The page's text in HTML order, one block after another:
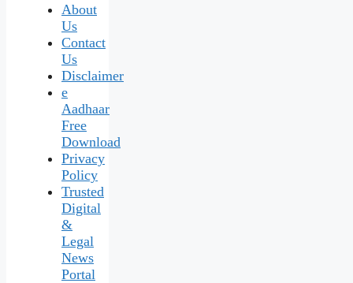
About
Us
Contact
Us
Disclaimer
e
Aadhaar
Free
Download
Privacy
Policy
Trusted
Digital
&
Legal
News
Portal